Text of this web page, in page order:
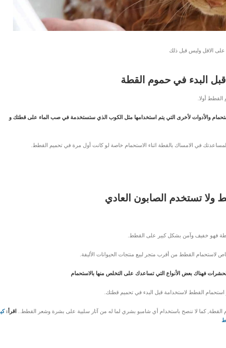
الاقل وليس قبل ذلك
البدء في حموم القطة
أولا.
والأدوات لأخرى التي يتم استخدامها مثل الكوب الذي ستستخدمة في صب الماء على قطتك و
في الامساك بالقطة اثناء الاستحمام خاصة لو كانت أول مرة في تحميم القطط.
تستخدم الصابون العادي
فهو خفيف وآمن بشكل كبير على القطط.
القطط من أقرب متجر لبيع منتجات الحيوانات الأليفة.
فهناك بعض الأنواع التي تساعدك على التخلص منها بالاستحمام
القطط لاستخدامة قبل البدء في تحميم قطتك.
القطة, كما لا ننصح باستخدام أي شامبو بشري لما له من آثار سلبية على بشرة وشعر القطط.. اقرأ: